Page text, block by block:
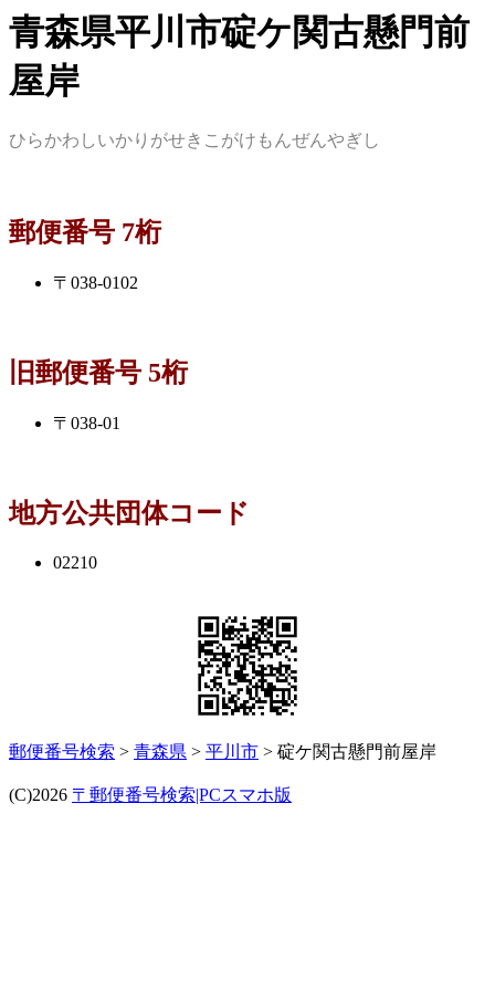
青森県平川市碇ケ関古懸門前
屋岸
ひらかわしいかりがせきこがけもんぜんやぎし
郵便番号 7桁
〒038-0102
旧郵便番号 5桁
〒038-01
地方公共団体コード
02210
郵便番号検索 > 青森県 > 平川市 > 碇ケ関古懸門前屋岸
(C)2026 〒郵便番号検索|PCスマホ版